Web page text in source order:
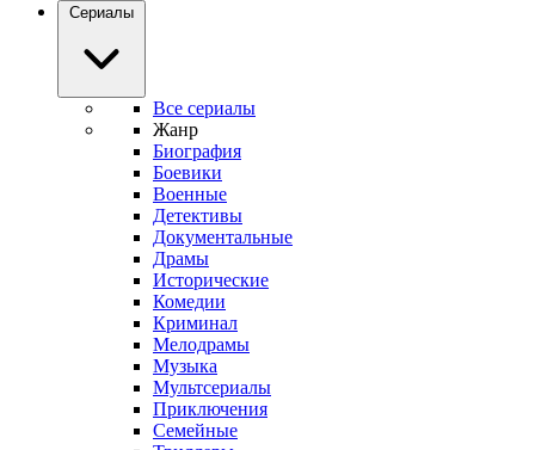
Сериалы
Все сериалы
Жанр
Биография
Боевики
Военные
Детективы
Документальные
Драмы
Исторические
Комедии
Криминал
Мелодрамы
Музыка
Мультсериалы
Приключения
Семейные